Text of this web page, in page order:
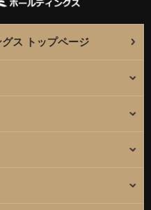
ス トップページ